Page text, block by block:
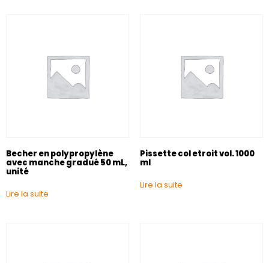
Becher en polypropylène
avec manche gradué 50 mL,
unité
Lire la suite
Pissette col etroit vol. 1000
ml
Lire la suite